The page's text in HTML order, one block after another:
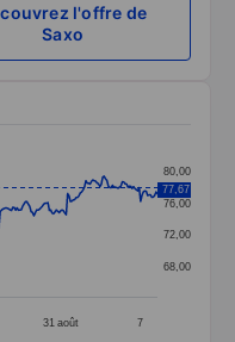
l'offre de
Saxo
categories.
values. Data
31 août 7
68,00
72,00
76,00
80,00
77,67